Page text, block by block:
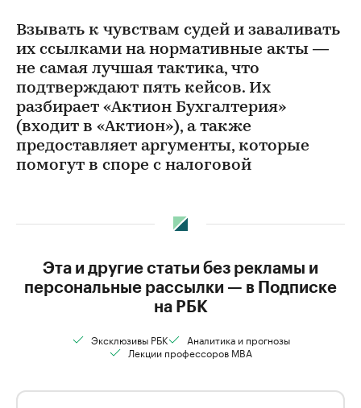
Взывать к чувствам судей и заваливать
их ссылками на нормативные акты —
не самая лучшая тактика, что
подтверждают пять кейсов. Их
разбирает «Актион Бухгалтерия»
(входит в «Актион»), а также
предоставляет аргументы, которые
помогут в споре с налоговой
Эта и другие статьи без рекламы и
персональные рассылки — в Подписке
на РБК
Эксклюзивы РБК
Аналитика и прогнозы
Лекции профессоров MBA